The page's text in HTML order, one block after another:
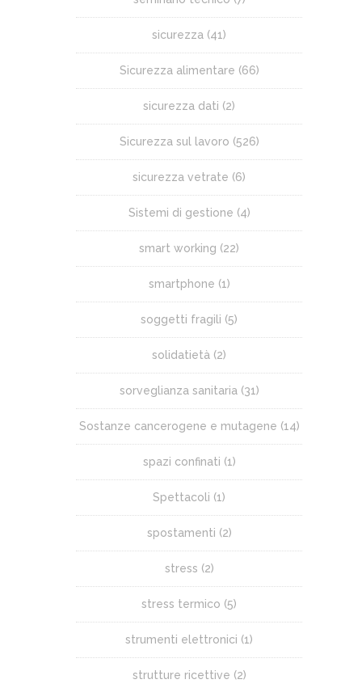
sicurezza (41)
Sicurezza alimentare (66)
sicurezza dati (2)
Sicurezza sul lavoro (526)
sicurezza vetrate (6)
Sistemi di gestione (4)
smart working (22)
smartphone (1)
soggetti fragili (5)
solidatietà (2)
sorveglianza sanitaria (31)
Sostanze cancerogene e mutagene (14)
spazi confinati (1)
Spettacoli (1)
spostamenti (2)
stress (2)
stress termico (5)
strumenti elettronici (1)
strutture ricettive (2)